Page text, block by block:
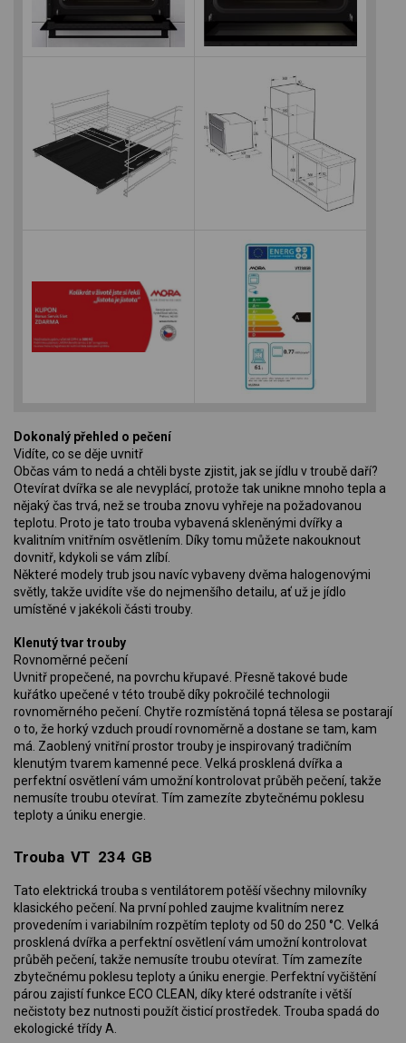
Dokonalý přehled o pečení
Vidíte, co se děje uvnitř
Občas vám to nedá a chtěli byste zjistit, jak se jídlu v troubě daří?
Otevírat dvířka se ale nevyplácí, protože tak unikne mnoho tepla a
nějaký čas trvá, než se trouba znovu vyhřeje na požadovanou
teplotu. Proto je tato trouba vybavená skleněnými dvířky a
kvalitním vnitřním osvětlením. Díky tomu můžete nakouknout
dovnitř, kdykoli se vám zlíbí.
Některé modely trub jsou navíc vybaveny dvěma halogenovými
světly, takže uvidíte vše do nejmenšího detailu, ať už je jídlo
umístěné v jakékoli části trouby.
Klenutý tvar trouby
Rovnoměrné pečení
Uvnitř propečené, na povrchu křupavé. Přesně takové bude
kuřátko upečené v této troubě díky pokročilé technologii
rovnoměrného pečení. Chytře rozmístěná topná tělesa se postarají
o to, že horký vzduch proudí rovnoměrně a dostane se tam, kam
má. Zaoblený vnitřní prostor trouby je inspirovaný tradičním
klenutým tvarem kamenné pece. Velká prosklená dvířka a
perfektní osvětlení vám umožní kontrolovat průběh pečení, takže
nemusíte troubu otevírat. Tím zamezíte zbytečnému poklesu
teploty a úniku energie.
Trouba VT 234 GB
Tato elektrická trouba s ventilátorem potěší všechny milovníky
klasického pečení. Na první pohled zaujme kvalitním nerez
provedením i variabilním rozpětím teploty od 50 do 250 °C. Velká
prosklená dvířka a perfektní osvětlení vám umožní kontrolovat
průběh pečení, takže nemusíte troubu otevírat. Tím zamezíte
zbytečnému poklesu teploty a úniku energie. Perfektní vyčištění
párou zajistí funkce ECO CLEAN, díky které odstraníte i větší
nečistoty bez nutnosti použít čisticí prostředek. Trouba spadá do
ekologické třídy A.